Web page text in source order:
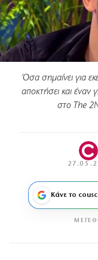
Όσα σημαίνει για
αποκτήσει και έναν
στο The
Κάνε το